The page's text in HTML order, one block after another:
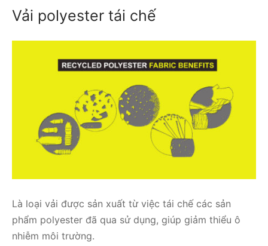
Vải polyester tái chế
Là loại vải được sản xuất từ việc tái chế các sản
phẩm polyester đã qua sử dụng, giúp giảm thiểu ô
nhiễm môi trường.